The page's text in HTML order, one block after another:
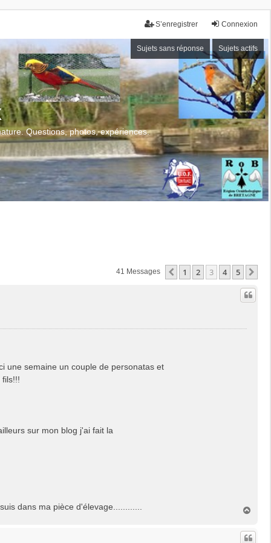
Connexion
S’enregistrer
Sujets sans réponse Sujets actifs
Questions, photos, expériences.
41 Messages Précédente
1 2 3 4 5
une semaine un couple de personatas et
sur mon blog j'ai fait la
dans ma pièce d'élevage............
u